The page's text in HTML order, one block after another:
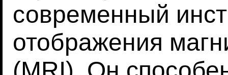
современный
отображения